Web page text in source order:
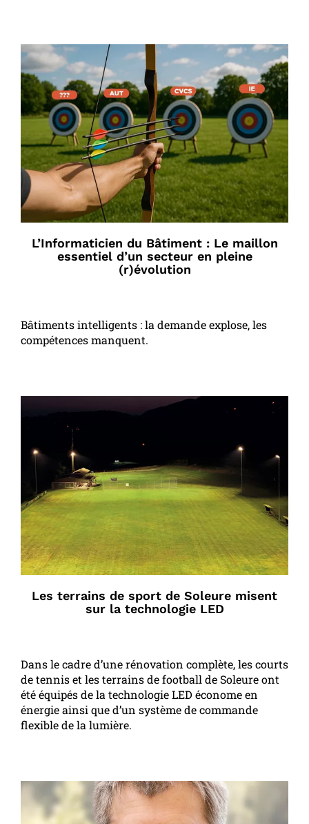
L’Informaticien du Bâtiment : Le maillon
essentiel d’un secteur en pleine
(r)évolution
Bâtiments intelligents : la demande explose, les
compétences manquent.
Les terrains de sport de Soleure misent
sur la technologie LED
Dans le cadre d’une rénovation complète, les courts
de tennis et les terrains de football de Soleure ont
été équipés de la technologie LED économe en
énergie ainsi que d’un système de commande
flexible de la lumière.